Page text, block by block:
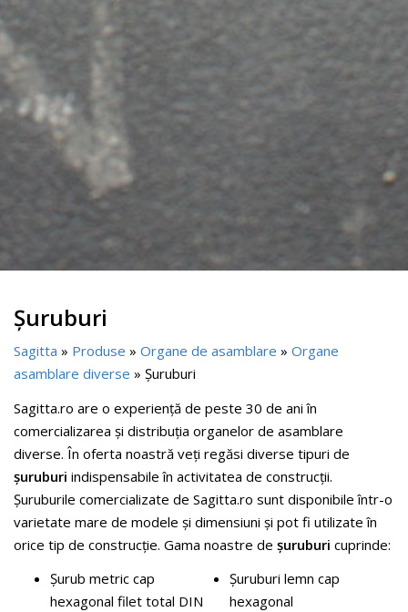
Șuruburi
Sagitta » Produse » Organe de asamblare » Organe
asamblare diverse » Șuruburi
Sagitta.ro are o experiență de peste 30 de ani în
comercializarea și distribuția organelor de asamblare
diverse. În oferta noastră veți regăsi diverse tipuri de
șuruburi indispensabile în activitatea de construcții.
Șuruburile comercializate de Sagitta.ro sunt disponibile într-o
varietate mare de modele și dimensiuni și pot fi utilizate în
orice tip de construcție. Gama noastre de șuruburi cuprinde:
Șurub metric cap
hexagonal filet total DIN
Șuruburi lemn cap
hexagonal